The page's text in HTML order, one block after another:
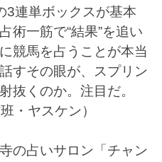
3連単ボックスが基本
術一筋で“結果”を追い
競馬を占うことが本当
すその眼が、スプリン
抜くのか。注目だ。
・ヤスケン）
占いサロン「チャン